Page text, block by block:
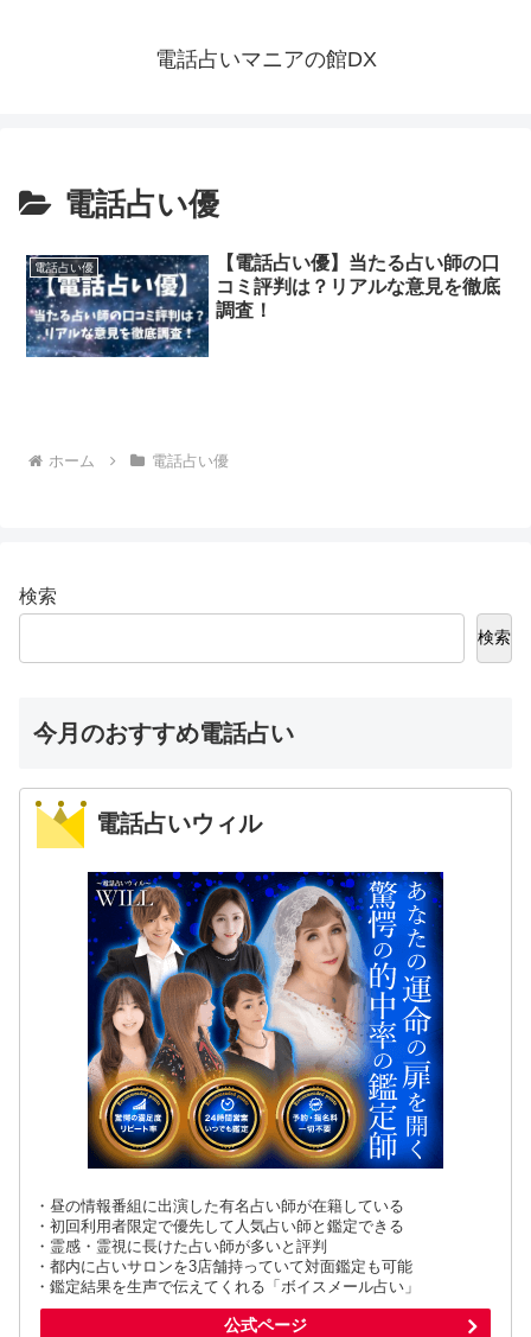
電話占いマニアの館DX
電話占い優
電話占い優
【電話占い優】当たる占い師の口
コミ評判は？リアルな意見を徹底
調査！
ホーム 電話占い優
検索
検索
今月のおすすめ電話占い
電話占いウィル
・昼の情報番組に出演した有名占い師が在籍している
・初回利用者限定で優先して人気占い師と鑑定できる
・霊感・霊視に長けた占い師が多いと評判
・都内に占いサロンを3店舗持っていて対面鑑定も可能
・鑑定結果を生声で伝えてくれる「ボイスメール占い」
公式ページ